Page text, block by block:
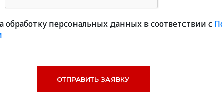
обработку персональных данных в соответствии с